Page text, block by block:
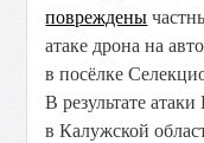
повреждены
атаке дрона на
в посёлке
В результате
в Калужской